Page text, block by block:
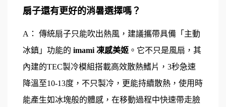
扇子還有更好的消暑選擇嗎？
A： 傳統扇子只能吹出熱風，建議攜帶具備「主動
冰鎮」功能的 imami 凍感美姬 。它不只是風扇，其
內建的TEC製冷模組搭載高效散熱鰭片，3秒急速
降溫至10-13度，不只製冷，更能持續散熱，使用時
能產生如冰塊般的體感，在移動過程中快速帶走臉